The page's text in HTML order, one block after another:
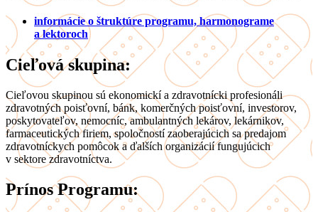
informácie o štruktúre programu, harmonograme
a lektoroch
Cieľová skupina:
Cieľovou skupinou sú ekonomickí a zdravotnícki profesionáli
zdravotných poisťovní, bánk, komerčných poisťovní, investorov,
poskytovateľov, nemocníc, ambulantných lekárov, lekárnikov,
farmaceutických firiem, spoločností zaoberajúcich sa predajom
zdravotníckych pomôcok a ďalších organizácií fungujúcich
v sektore zdravotníctva.
Prínos Programu: